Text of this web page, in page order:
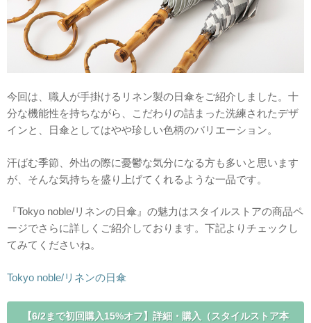
今回は、職人が手掛けるリネン製の日傘をご紹介しました。十
分な機能性を持ちながら、こだわりの詰まった洗練されたデザ
インと、日傘としてはやや珍しい色柄のバリエーション。
汗ばむ季節、外出の際に憂鬱な気分になる方も多いと思います
が、そんな気持ちを盛り上げてくれるような一品です。
『Tokyo noble/リネンの日傘』の魅力はスタイルストアの商品ペ
ージでさらに詳しくご紹介しております。下記よりチェックし
てみてくださいね。
Tokyo noble/リネンの日傘
【6/2まで初回購入15%オフ】詳細・購入（スタイルストア本